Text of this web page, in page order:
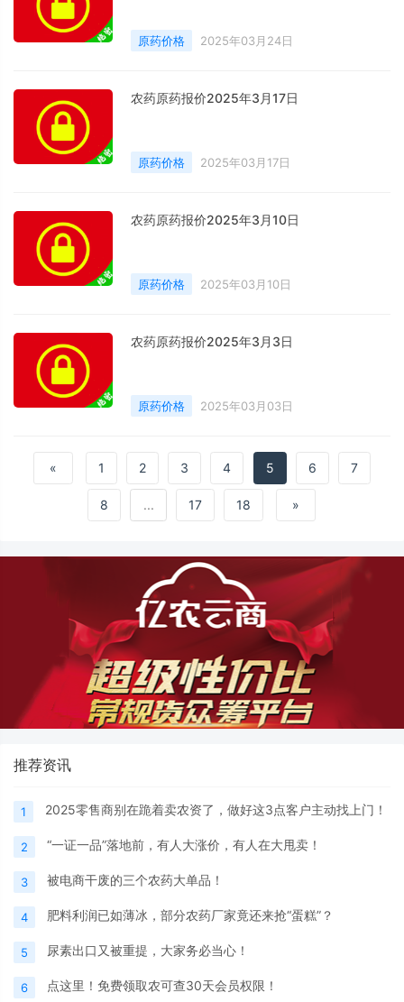
原药价格 2025年03月24日
农药原药报价2025年3月17日
原药价格 2025年03月17日
农药原药报价2025年3月10日
原药价格 2025年03月10日
农药原药报价2025年3月3日
原药价格 2025年03月03日
« 1 2 3 4 5 6 7
8 ... 17 18 »
推荐资讯
1 2025零售商别在跪着卖农资了，做好这3点客户主动找上门！
2 “一证一品”落地前，有人大涨价，有人在大甩卖！
3 被电商干废的三个农药大单品！
4 肥料利润已如薄冰，部分农药厂家竟还来抢“蛋糕”？
5 尿素出口又被重提，大家务必当心！
6 点这里！免费领取农可查30天会员权限！